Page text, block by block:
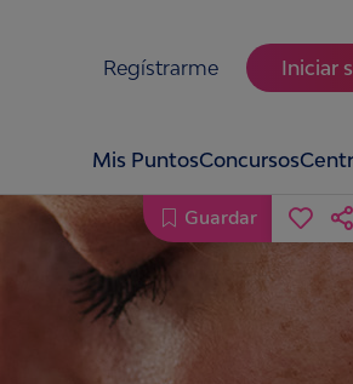
Regístrarme Iniciar
Mis PuntosConcursos
Guardar